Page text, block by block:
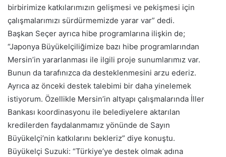
birbirimize katkılarımızın gelişmesi ve pekişmesi için
çalışmalarımızı sürdürmemizde yarar var” dedi.
Başkan Seçer ayrıca hibe programlarına ilişkin de;
“Japonya Büyükelçiliğimize bazı hibe programlarından
Mersin’in yararlanması ile ilgili proje sunumlarımız var.
Bunun da tarafınızca da desteklenmesini arzu ederiz.
Ayrıca az önceki destek talebimi bir daha yinelemek
istiyorum. Özellikle Mersin’in altyapı çalışmalarında İller
Bankası koordinasyonu ile belediyelere aktarılan
kredilerden faydalanmamız yönünde de Sayın
Büyükelçi’nin katkılarını bekleriz” diye konuştu.
Büyükelçi Suzuki: “Türkiye’ye destek olmak adına